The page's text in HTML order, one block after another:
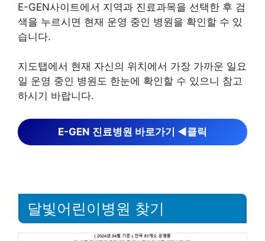
E-GEN사이트에서 지역과 진료과목을 선택한 후 검
색을 누르시면 현재 운영 중인 병원을 확인할 수 있
습니다.
지도탭에서 현재 자신의 위치에서 가장 가까운 일요
일 운영 중인 병원도 한눈에 확인할 수 있으니 참고
하시기 바랍니다.
E-GEN 진료병원 바로가기 ◀︎클릭
달빛어린이병원 찾기